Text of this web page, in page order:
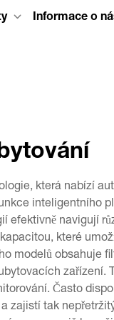
Informace o
která nabízí
inteligentního
efektivně navigují
které
modelů obsahuje
zařízení.
Často
zajistí tak